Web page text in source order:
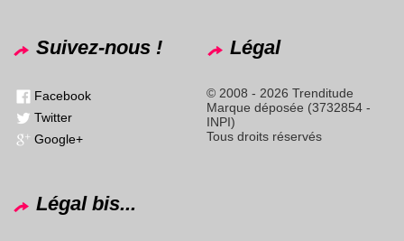
Suivez-nous !
Facebook
Twitter
Google+
Légal
© 2008 - 2026 Trenditude
Marque déposée (3732854 -
INPI)
Tous droits réservés
Légal bis...